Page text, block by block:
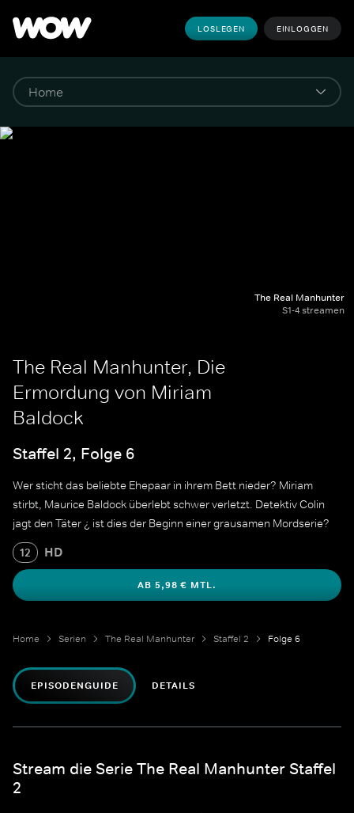
LOSLEGEN EINLOGGEN
The Real Manhunter
S1-4 streamen
The Real Manhunter, Die
Ermordung von Miriam
Baldock
Staffel 2, Folge 6
Wer sticht das beliebte Ehepaar in ihrem Bett nieder? Miriam
stirbt, Maurice Baldock überlebt schwer verletzt. Detektiv Colin
jagt den Täter ¿ ist dies der Beginn einer grausamen Mordserie?
12 HD
AB 5,98 € MTL.
Home Serien The Real Manhunter Staffel 2 Folge 6
EPISODENGUIDE DETAILS
Stream die Serie The Real Manhunter Staffel
2